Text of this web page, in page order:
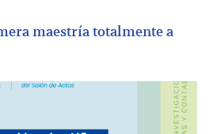
maestría totalmente a